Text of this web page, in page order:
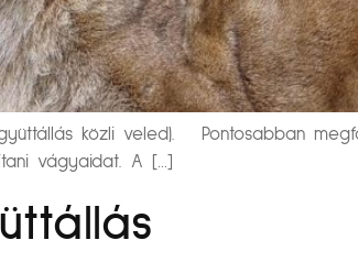
közli veled). Pontosabban
vágyaidat. A […]